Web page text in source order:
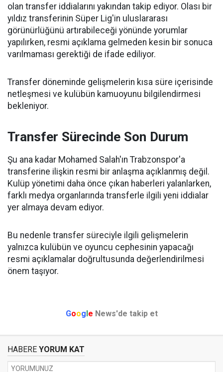
olan transfer iddialarını yakından takip ediyor. Olası bir
yıldız transferinin Süper Lig'in uluslararası
görünürlüğünü artırabileceği yönünde yorumlar
yapılırken, resmi açıklama gelmeden kesin bir sonuca
varılmaması gerektiği de ifade ediliyor.
Transfer döneminde gelişmelerin kısa süre içerisinde
netleşmesi ve kulübün kamuoyunu bilgilendirmesi
bekleniyor.
Transfer Sürecinde Son Durum
Şu ana kadar Mohamed Salah'ın Trabzonspor'a
transferine ilişkin resmi bir anlaşma açıklanmış değil.
Kulüp yönetimi daha önce çıkan haberleri yalanlarken,
farklı medya organlarında transferle ilgili yeni iddialar
yer almaya devam ediyor.
Bu nedenle transfer süreciyle ilgili gelişmelerin
yalnızca kulübün ve oyuncu cephesinin yapacağı
resmi açıklamalar doğrultusunda değerlendirilmesi
önem taşıyor.
Google News'de takip et
HABERE YORUM KAT